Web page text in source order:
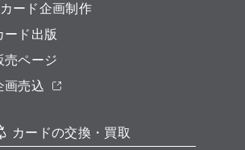
カード企画制作
ード出版
売ページ
画売込
カードの交換・買取